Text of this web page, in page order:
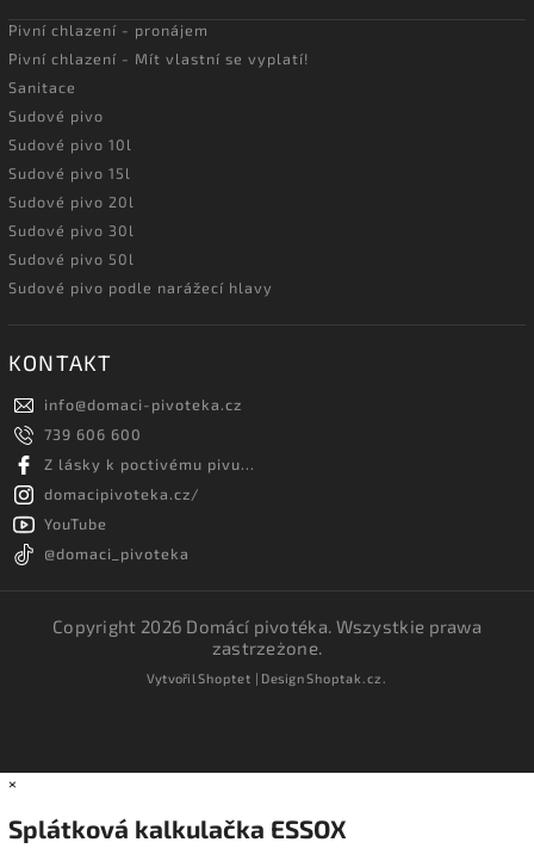
Pivní chlazení - pronájem
Pivní chlazení - Mít vlastní se vyplatí!
Sanitace
Sudové pivo
Sudové pivo 10l
Sudové pivo 15l
Sudové pivo 20l
Sudové pivo 30l
Sudové pivo 50l
Sudové pivo podle narážecí hlavy
KONTAKT
info@domaci-pivoteka.cz
739 606 600
Z lásky k poctivému pivu...
domacipivoteka.cz/
YouTube
@domaci_pivoteka
Copyright 2026 Domácí pivotéka. Wszystkie prawa
zastrzeżone.
VytvořilShoptet | DesignShoptak.cz.
×
Splátková kalkulačka ESSOX